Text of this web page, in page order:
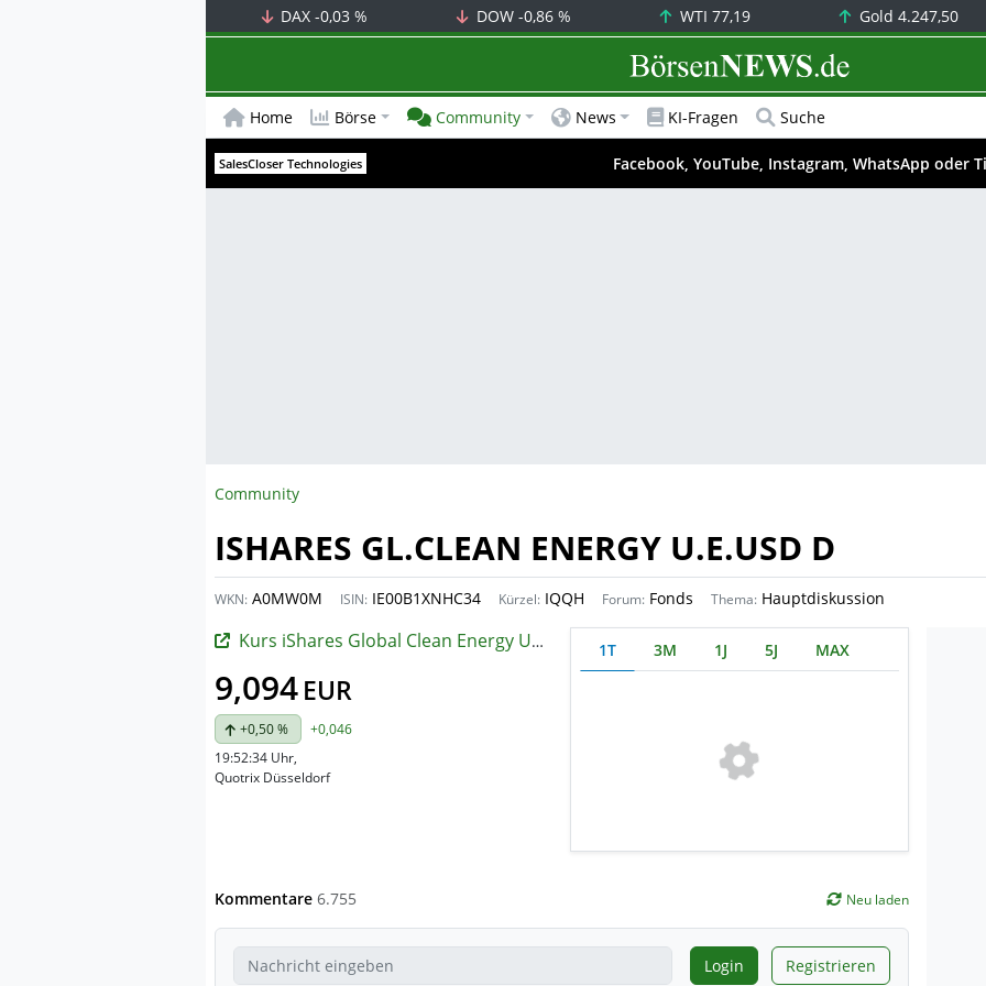
DAX-0,03 % DOW -0,86 % WTI 77,19 Gold 4.247,50
BörsenNEWS.de
Home Börse Community News KI-Fragen Suche
SalesCloser Technologies Facebook, YouTube, Instagram, WhatsApp oder
Community
ISHARES GL.CLEAN ENERGY U.E.USD D
WKN: A0MW0M ISIN: IE00B1XNHC34 Kürzel: IQQH Forum: Fonds Thema: Hauptdiskussion
Kurs iShares Global Clean Energy UCITS ETF
9,094EUR
+0,50 %
+0,046
19:52:34 Uhr,
Quotrix Düsseldorf
1T 3M 1J 5J MAX
Kommentare 6.755 Neu laden
Login Registrieren